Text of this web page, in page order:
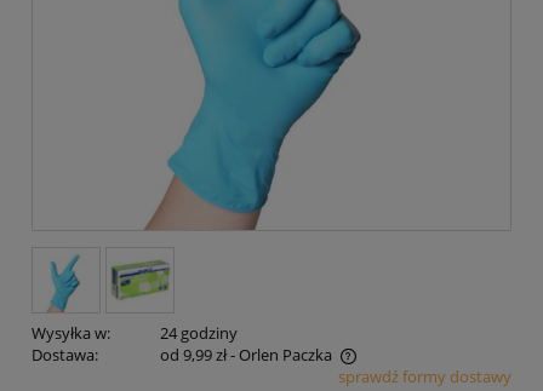
Wysyłka w:
24 godziny
Dostawa:
od 9,99 zł- Orlen Paczka
Cena nie zawiera ewentualnych kosztów płatnościsprawdź formy dostawy